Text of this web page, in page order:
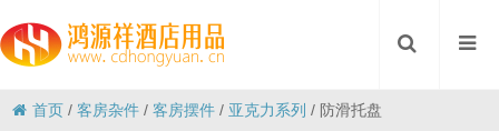
首页 /客房杂件 /客房摆件 / 亚克力系列 / 防滑托盘